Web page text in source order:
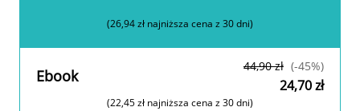
(26,94 zł najniższa cena z 30 dni)
Ebook 44,90 zł (-45%)
24,70 zł
(22,45 zł najniższa cena z 30 dni)